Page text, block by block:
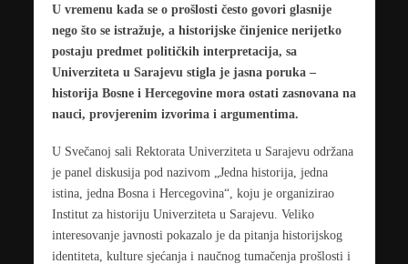
U vremenu kada se o prošlosti često govori glasnije
nego što se istražuje, a historijske činjenice nerijetko
postaju predmet političkih interpretacija, sa
Univerziteta u Sarajevu stigla je jasna poruka –
historija Bosne i Hercegovine mora ostati zasnovana na
nauci, provjerenim izvorima i argumentima.
U Svečanoj sali Rektorata Univerziteta u Sarajevu održana
je panel diskusija pod nazivom „Jedna historija, jedna
istina, jedna Bosna i Hercegovina“, koju je organizirao
Institut za historiju Univerziteta u Sarajevu. Veliko
interesovanje javnosti pokazalo je da pitanja historijskog
identiteta, kulture sjećanja i naučnog tumačenja prošlosti i